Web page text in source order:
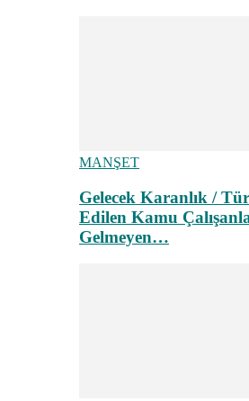
MANŞET
Gelecek Karanlık /
Edilen Kamu
Gelmeyen…